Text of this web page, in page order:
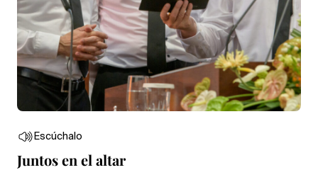
Escúchalo
Juntos en el altar